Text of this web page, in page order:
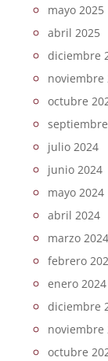
mayo 2025
abril 2025
diciembre
noviembre
octubre
julio 2024
junio 2024
mayo 2024
abril 2024
marzo 2024
febrero
enero 2024
diciembre
noviembre
octubre